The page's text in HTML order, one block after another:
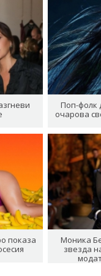
Поп-фолк
очарова
показа
Моника
звезда